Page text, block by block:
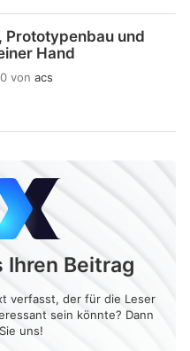
Prototypenbau und
Hand
von acs
Ihren Beitrag
verfasst, der für die Leser
sein könnte? Dann
uns!